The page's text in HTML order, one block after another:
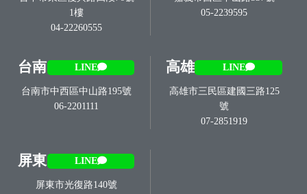
1樓
04-22260555
05-2239595
台南 LINE
台南市中西區中山路195號
06-2201111
高雄 LINE
高雄市三民區建國三路125
號
07-2851919
屏東 LINE
屏東市光復路140號